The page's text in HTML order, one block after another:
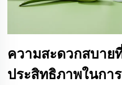
ความสะดวกสบาย
ประสิทธิภาพในกา